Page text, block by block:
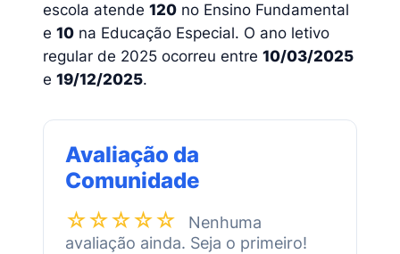
escola atende 120 no Ensino Fundamental
e 10 na Educação Especial. O ano letivo
regular de 2025 ocorreu entre 10/03/2025
e 19/12/2025.
Avaliação da
Comunidade
☆☆☆☆☆
Nenhuma
avaliação ainda. Seja o primeiro!